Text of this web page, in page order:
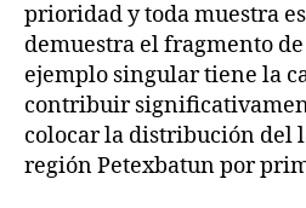
prioridad y toda muestra
demuestra el fragmento
ejemplo singular tiene la
contribuir
colocar la distribución del
región Petexbatun por